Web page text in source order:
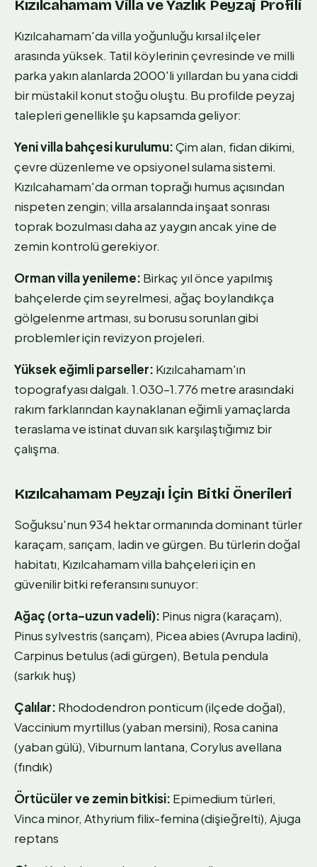
Kızılcahamam Villa ve Yazlık Peyzaj Profili
Kızılcahamam'da villa yoğunluğu kırsal ilçeler
arasında yüksek. Tatil köylerinin çevresinde ve milli
parka yakın alanlarda 2000'li yıllardan bu yana ciddi
bir müstakil konut stoğu oluştu. Bu profilde peyzaj
talepleri genellikle şu kapsamda geliyor:
Yeni villa bahçesi kurulumu:Çim alan, fidan dikimi,
çevre düzenleme ve opsiyonel sulama sistemi.
Kızılcahamam'da orman toprağı humus açısından
nispeten zengin; villa arsalarında inşaat sonrası
toprak bozulması daha az yaygın ancak yine de
zemin kontrolü gerekiyor.
Orman villa yenileme: Birkaç yıl önce yapılmış
bahçelerde çim seyrelmesi, ağaç boylandıkça
gölgelenme artması, su borusu sorunları gibi
problemler için revizyon projeleri.
Yüksek eğimli parseller: Kızılcahamam'ın
topografyası dalgalı. 1.030–1.776 metre arasındaki
rakım farklarından kaynaklanan eğimli yamaçlarda
teraslama ve istinat duvarı sık karşılaştığımız bir
çalışma.
Kızılcahamam Peyzajı İçin Bitki Önerileri
Soğuksu'nun 934 hektar ormanında dominant türler
karaçam, sarıçam, ladin ve gürgen. Bu türlerin doğal
habitatı, Kızılcahamam villa bahçeleri için en
güvenilir bitki referansını sunuyor:
Ağaç (orta–uzun vadeli): Pinus nigra (karaçam),
Pinus sylvestris (sarıçam), Picea abies (Avrupa ladini),
Carpinus betulus (adi gürgen), Betula pendula
(sarkık huş)
Çalılar: Rhododendron ponticum (ilçede doğal),
Vaccinium myrtillus (yaban mersini), Rosa canina
(yaban gülü), Viburnum lantana, Corylus avellana
(fındık)
Örtücüler ve zemin bitkisi: Epimedium türleri,
Vinca minor, Athyrium filix-femina (dişieğrelti), Ajuga
reptans